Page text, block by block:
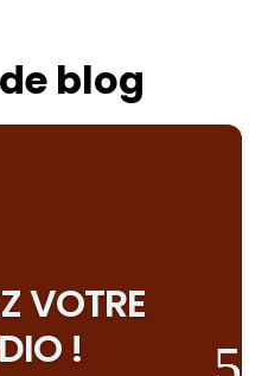
blog
VOTRE
!